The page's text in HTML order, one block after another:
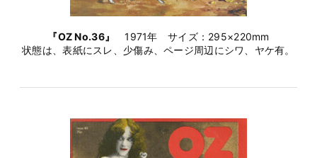
『OZ No.36』
1971年 サイズ：295×220mm
状態は、表紙にスレ、少傷み、ページ周辺にシワ、ヤケ有。